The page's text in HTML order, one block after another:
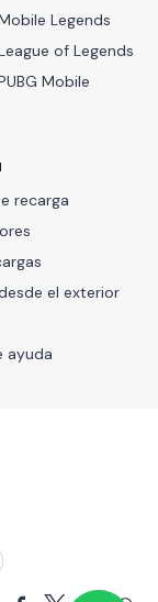
Legends
of Legends
Mobile
recarga
el exterior
ayuda